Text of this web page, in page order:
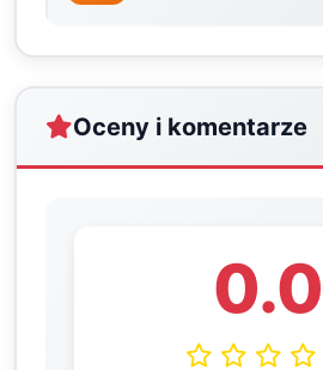
Oceny i komentarze
0.0